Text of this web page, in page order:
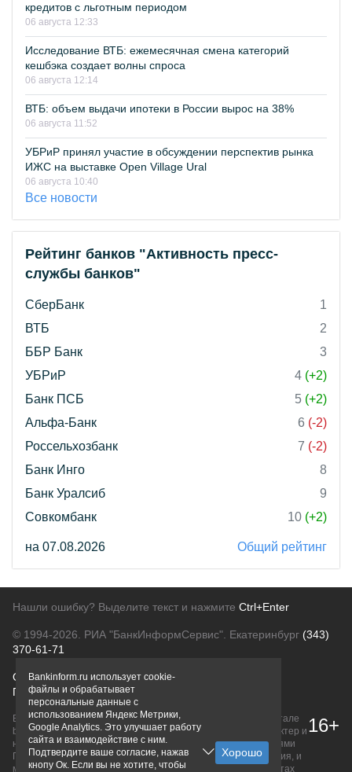
кредитов с льготным периодом
06 августа 12:33
Исследование ВТБ: ежемесячная смена категорий
кешбэка создает волны спроса
06 августа 12:14
ВТБ: объем выдачи ипотеки в России вырос на 38%
06 августа 11:52
УБРиР принял участие в обсуждении перспектив рынка
ИЖС на выставке Open Village Ural
06 августа 10:40
Все новости
Рейтинг банков "Активность пресс-
службы банков"
СберБанк
1
ВТБ
2
ББР Банк
3
УБРиР
4 (+2)
Банк ПСБ
5 (+2)
Альфа-Банк
6 (-2)
Россельхозбанк
7 (-2)
Банк Инго
8
Банк Уралсиб
9
Совкомбанк
10 (+2)
на 07.08.2026 Общий рейтинг
Нашли ошибку? Выделите текст и нажмите Ctrl+Enter
© 1994-2026. РИА "БанкИнформСервис". Екатеринбург (343)
370-61-71
О проектеПолитика конфиденциальности
Правовая информацияДля рекламодателей
Вся информация о продуктах банков, размещенная на портале
bankinform.ru, носит исключительно ознакомительный характер и
не является публичной офертой, определяемой положениями
ГК РФ. Информация не содержит точного и полного описания, и
может быть изменена. Конечные условия уточняйте на сайтах
16+
Bankinform.ru использует cookie-
файлы и обрабатывает
персональные данные с
использованием Яндекс Метрики,
Google Analytics. Это улучшает работу
сайта и взаимодействие с ним.
Подтвердите ваше согласие, нажав
кнопу Ок. Если вы не хотите, чтобы